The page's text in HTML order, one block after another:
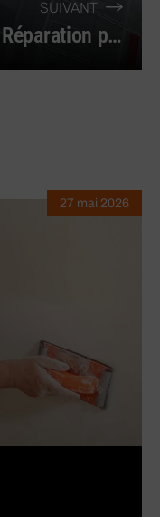
SUIVANT
Réparation poids lourd : les pièces détachées indispensables
27 mai 2026